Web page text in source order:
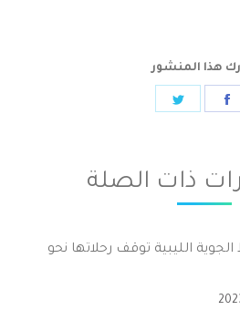
هذا المنشور
ذات الصلة
الليبية توقف رحلاتها نحو